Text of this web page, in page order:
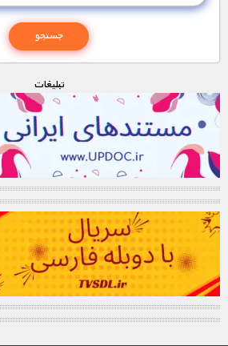
1000 تومان – دانلود قسمت 9 (افزودن به سبد خريد)
1000 تومان – دانلود قسمت 10 (افزودن به سبد خريد)
1000 تومان – دانلود قسمت 11 (افزودن به سبد خريد)
1000 تومان – دانلود قسمت 12 (افزودن به سبد خريد)
1000 تومان – دانلود قسمت 14 (افزودن به سبد خريد)
تبليغات